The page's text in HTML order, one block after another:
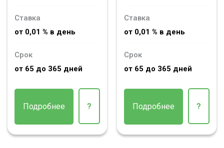
Ставка
от 0,01 % в день
Срок
от 65 до 365 дней
Подробнее ?
Ставка
от 0,01 % в день
Срок
от 65 до 365 дней
Подробнее ?